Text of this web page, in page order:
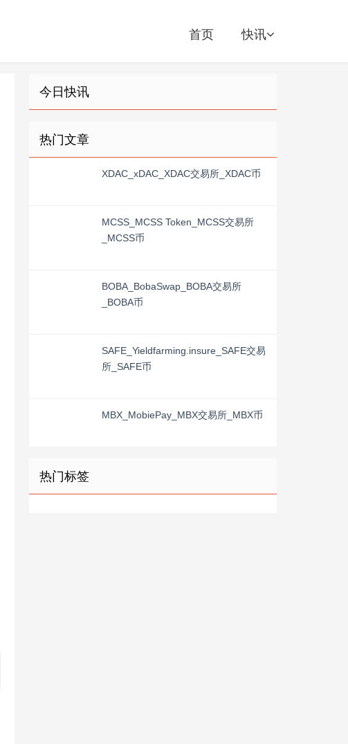
首页 快讯
今日快讯
热门文章
XDAC_xDAC_XDAC交易所_XDAC币
MCSS_MCSS Token_MCSS交易所
_MCSS币
BOBA_BobaSwap_BOBA交易所
_BOBA币
SAFE_Yieldfarming.insure_SAFE交易
所_SAFE币
MBX_MobiePay_MBX交易所_MBX币
热门标签